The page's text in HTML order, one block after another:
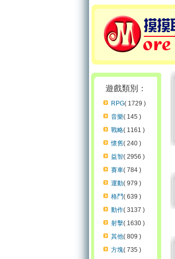
遊戲類別：
RPG( 1729 )
音樂( 145 )
戰略( 1161 )
懷舊( 240 )
益智( 2956 )
賽車( 784 )
運動( 979 )
格鬥( 639 )
動作( 3137 )
射擊( 1630 )
其他( 809 )
方塊( 735 )